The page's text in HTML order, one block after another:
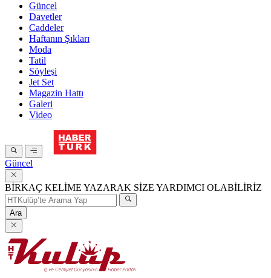
Güncel
Davetler
Caddeler
Haftanın Şıkları
Moda
Tatil
Söyleşi
Jet Set
Magazin Hattı
Galeri
Video
Güncel
BİRKAÇ KELİME YAZARAK SİZE YARDIMCI OLABİLİRİZ
Ara